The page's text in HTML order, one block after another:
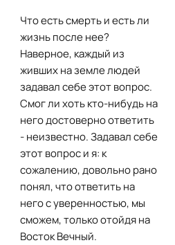
Что есть смерть и есть ли
жизнь после нее?
Наверное, каждый из
живших на земле людей
задавал себе этот вопрос.
Смог ли хоть кто-нибудь на
него достоверно ответить
- неизвестно. Задавал себе
этот вопрос и я: к
сожалению, довольно рано
понял, что ответить на
него с уверенностью, мы
сможем, только отойдя на
Восток Вечный.